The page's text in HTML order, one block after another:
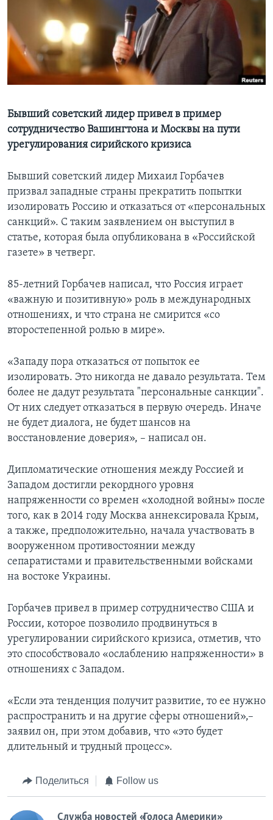
Learning English
СОЦИАЛЬНЫЕ СЕТИ
Языки
Бывший советский лидер привел в пример
сотрудничество Вашингтона и Москвы на пути
урегулирования сирийского кризиса
Бывший советский лидер Михаил Горбачев
призвал западные страны прекратить попытки
изолировать Россию и отказаться от «персональных
санкций». С таким заявлением он выступил в
статье, которая была опубликована в «Российской
газете» в четверг.
85-летний Горбачев написал, что Россия играет
«важную и позитивную» роль в международных
отношениях, и что страна не смирится «со
второстепенной ролью в мире».
«Западу пора отказаться от попыток ее
изолировать. Это никогда не давало результата. Тем
более не дадут результата "персональные санкции".
От них следует отказаться в первую очередь. Иначе
не будет диалога, не будет шансов на
восстановление доверия», – написал он.
Дипломатические отношения между Россией и
Западом достигли рекордного уровня
напряженности со времен «холодной войны» после
того, как в 2014 году Москва аннексировала Крым,
а также, предположительно, начала участвовать в
вооруженном противостоянии между
сепаратистами и правительственными войсками
на востоке Украины.
Горбачев привел в пример сотрудничество США и
России, которое позволило продвинуться в
урегулировании сирийского кризиса, отметив, что
это способствовало «ослаблению напряженности» в
отношениях с Западом.
«Если эта тенденция получит развитие, то ее нужно
распространить и на другие сферы отношений»,–
заявил он, при этом добавив, что «это будет
длительный и трудный процесс».
Поделиться Follow us
Служба новостей «Голоса Америки»